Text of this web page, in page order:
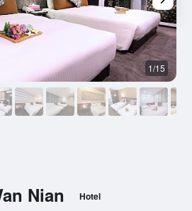
Nian Hotel
1/15